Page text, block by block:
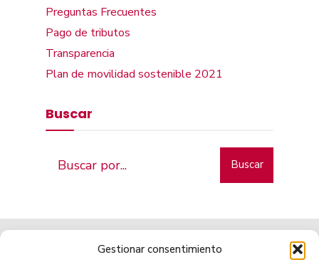
Gestionar consentimiento
Preguntas Frecuentes
Pago de tributos
Transparencia
Plan de movilidad sostenible 2021
Buscar
Buscar